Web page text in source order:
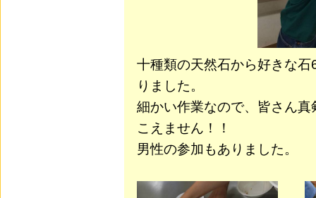
十種類の天然石から好きな
りました。
細かい作業なので、皆さん
こえません！！
男性の参加もありました。